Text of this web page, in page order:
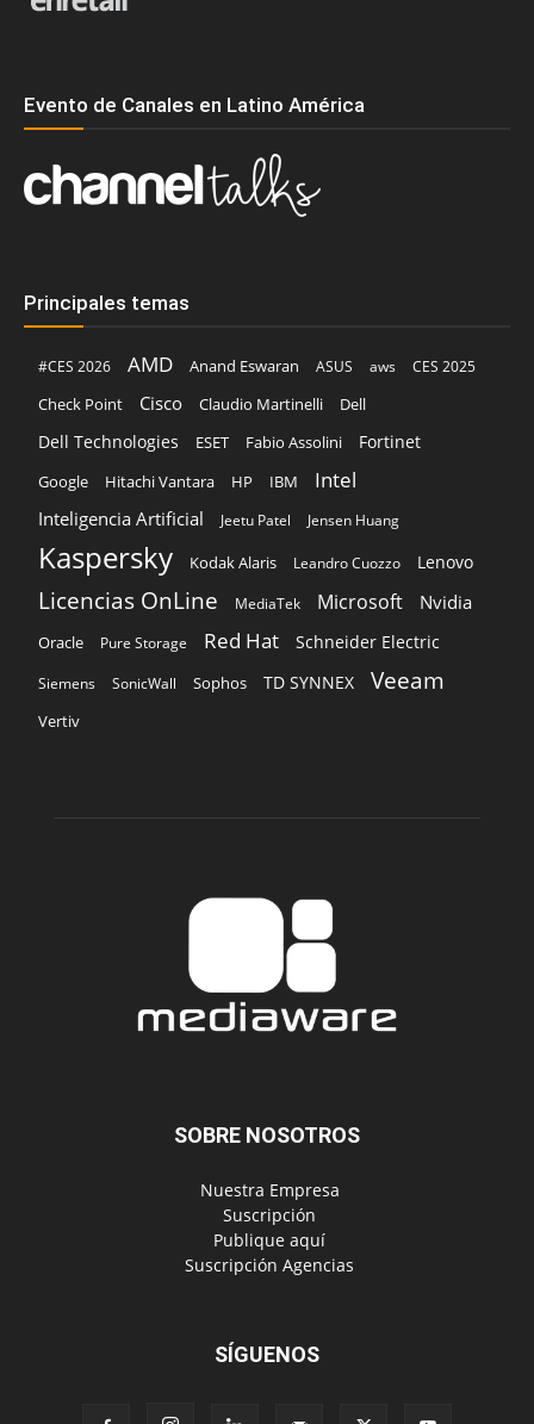
Evento de Canales en Latino América
Principales temas
#CES 2026 AMD Anand Eswaran ASUS aws
CES 2025
Check Point
Cisco Claudio Martinelli Dell
Dell Technologies ESET Fabio Assolini Fortinet
Google Hitachi Vantara HP IBM Intel
Inteligencia Artificial Jeetu Patel Jensen Huang
Kaspersky Kodak Alaris Leandro Cuozzo Lenovo
Licencias OnLine MediaTek Microsoft Nvidia
Oracle Pure Storage Red Hat Schneider Electric
Siemens SonicWall Sophos TD SYNNEX Veeam
Vertiv
SOBRE NOSOTROS
‎ Nuestra Empresa
‎ Suscripción
‎ Publique aquí
‎ Suscripción Agencias
SÍGUENOS